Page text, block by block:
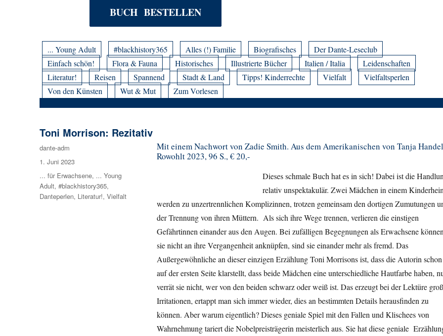
BUCH BESTELLEN
... Young Adult #blackhistory365 Alles (!) Familie Biografisches
Der Dante-Leseclub
Einfach schön!
Flora & Fauna Historisches Illustrierte Bücher Italien / Italia
Leidenschaften
Literatur!
Reisen Spannend Stadt & Land Tipps! Kinderrechte Vielfalt
Vielfaltsperlen
Von den Künsten
Wut & Mut Zum Vorlesen
Toni Morrison: Rezitativ
Mit einem Nachwort von Zadie Smith. Aus dem Amerikanischen von Tanja
Rowohlt 2023, 96 S., € 20,-
Dieses schmale Buch hat es in sich! Dabei ist die
relativ unspektakulär. Zwei Mädchen in einem
werden zu unzertrennlichen Komplizinnen, trotzen gemeinsam den dortigen Zumutungen
der Trennung von ihren Müttern. Als sich ihre Wege trennen, verlieren die einstigen
Gefährtinnen einander aus den Augen. Bei zufälligen Begegnungen als Erwachsene können
sie nicht an ihre Vergangenheit anknüpfen, sind sie einander mehr als fremd. Das
Außergewöhnliche an dieser einzigen Erzählung Toni Morrisons ist, dass die Autorin schon
auf der ersten Seite klarstellt, dass beide Mädchen eine unterschiedliche Hautfarbe haben,
verrät sie nicht, wer von den beiden schwarz oder weiß ist. Das erzeugt bei der Lektüre
Irritationen, ertappt man sich immer wieder, dies an bestimmten Details herausfinden zu
können. Aber warum eigentlich? Dieses geniale Spiel mit den Fallen und Klischees von
Wahrnehmung tariert die Nobelpreisträgerin meisterlich aus. Sie hat diese geniale
Autor
dante-adm
Veröffentlicht
am
1. Juni 2023
Kategorien
... für Erwachsene, ... Young
Adult,#blackhistory365,
Danteperlen, Literatur!,Vielfalt